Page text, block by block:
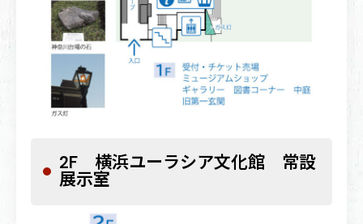
2F 横浜ユーラシア文化館 常設
展示室